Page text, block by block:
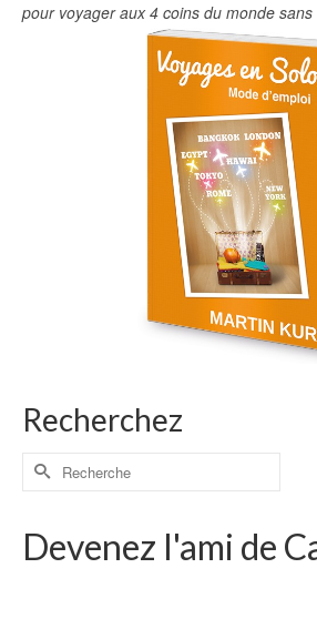
pour voyager aux 4 coins du monde sans
Recherchez
Devenez l'ami de